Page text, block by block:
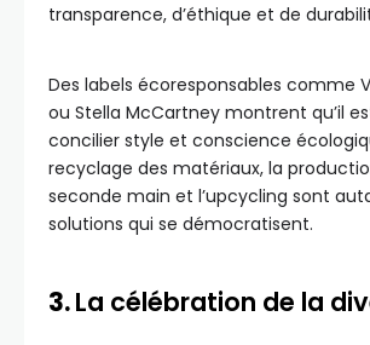
transparence, d’éthique et de
Des labels écoresponsables comme
ou Stella McCartney montrent qu’il
concilier style et conscience
recyclage des matériaux, la
seconde main et l’upcycling sont
solutions qui se démocratisent.
3.La célébration de la